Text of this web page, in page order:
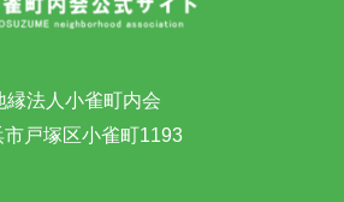
縁法人小雀町内会
市戸塚区小雀町1193